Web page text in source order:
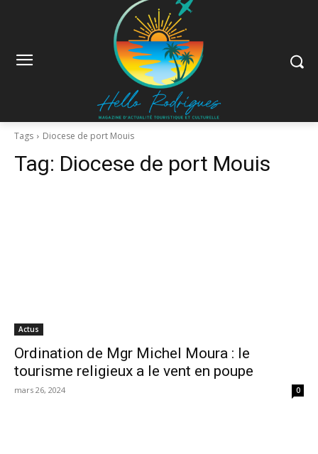
Tags Diocese de port Mouis
Tag: Diocese de port Mouis
Actus
Ordination de Mgr Michel Moura : le
tourisme religieux a le vent en poupe
mars 26, 2024 0